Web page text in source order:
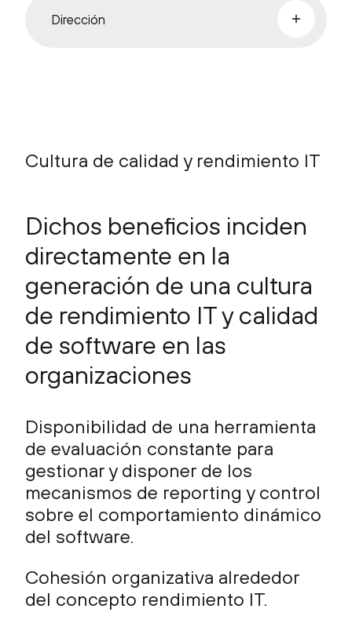
Dirección
Cultura de calidad y rendimiento IT
Dichos beneficios inciden
directamente en la
generación de una cultura
de rendimiento IT y calidad
de software en las
organizaciones
Disponibilidad de una herramienta
de evaluación constante para
gestionar y disponer de los
mecanismos de reporting y control
sobre el comportamiento dinámico
del software.
Cohesión organizativa alrededor
del concepto rendimiento IT.